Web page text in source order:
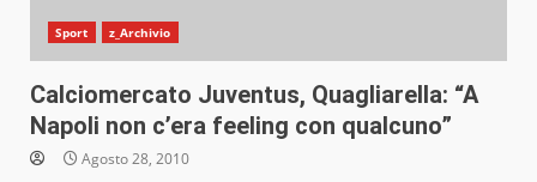
Sport z_Archivio
Calciomercato Juventus, Quagliarella: “A
Napoli non c’era feeling con qualcuno”
Agosto 28, 2010